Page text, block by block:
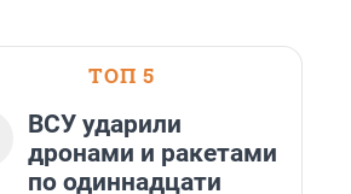
ТОП 5
ВСУ ударили
дронами и ракетами
по одиннадцати